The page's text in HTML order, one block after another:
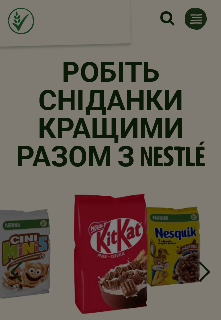
РОБІТЬ
СНІДАНКИ
КРАЩИМИ
РАЗОМ З NESTLÉ